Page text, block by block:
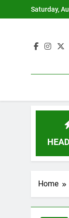
to
Saturday,
Baru yang
Home